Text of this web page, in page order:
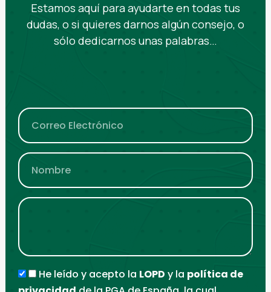
Estamos aquí para ayudarte en todas tus
dudas, o si quieres darnos algún consejo, o
sólo dedicarnos unas palabras…
He leído y acepto la LOPD y la política de